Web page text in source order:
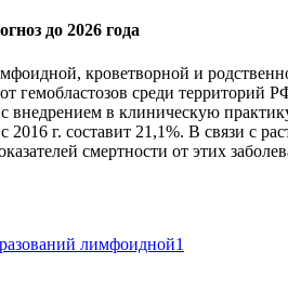
до 2026 года
кроветворной и
гемобластозов среди территорий
внедрением в клиническую
г. составит 21,1%. В связи с
смертности от этих
лимфоидной1